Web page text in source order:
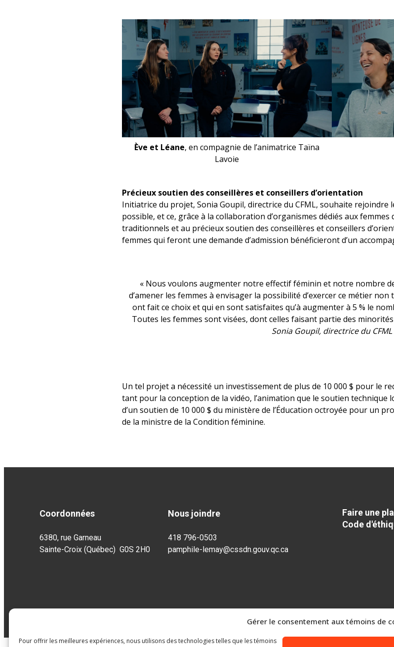
Gérer le consentement aux témoins de
Pour offrir les meilleures expériences, nous utilisons des technologies telles que les témoins
Ève et Léane, en compagnie de l’animatrice Taïna
Lavoie
Précieux soutien des conseillères et conseillers d’orientation
Initiatrice du projet, Sonia Goupil, directrice du CFML, souhaite rejoindre
possible, et ce, grâce à la collaboration d’organismes dédiés aux
traditionnels et au précieux soutien des conseillères et conseillers
femmes qui feront une demande d’admission bénéficieront d’un
« Nous voulons augmenter notre effectif féminin et notre nombre
d’amener les femmes à envisager la possibilité d’exercer ce métier
ont fait ce choix et qui en sont satisfaites qu’à augmenter à 5 % le
Toutes les femmes sont visées, dont celles faisant partie des
Sonia Goupil, directrice du CFML
Un tel projet a nécessité un investissement de plus de 10 000 $ pour le
tant pour la conception de la vidéo, l’animation que le soutien technique
d’un soutien de 10 000 $ du ministère de l’Éducation octroyée pour un
de la ministre de la Condition féminine.
Coordonnées
6380, rue Garneau
Sainte-Croix (Québec) G0S 2H0
Nous joindre
418 796-0503
pamphile-lemay@cssdn.gouv.qc.ca
Faire une
Code